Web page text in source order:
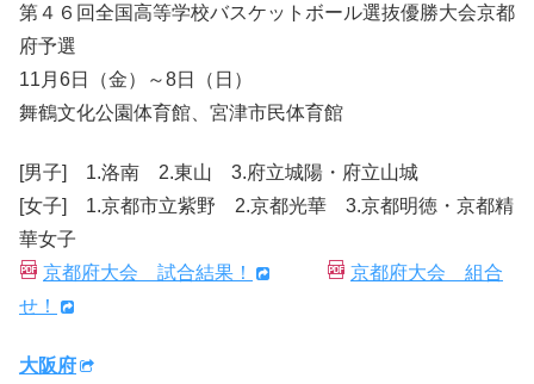
第４６回全国高等学校バスケットボール選抜優勝大会京都
府予選
11月6日（金）～8日（日）
舞鶴文化公園体育館、宮津市民体育館
[男子] 1.洛南 2.東山 3.府立城陽・府立山城
[女子] 1.京都市立紫野 2.京都光華 3.京都明徳・京都精
華女子
京都府大会 試合結果！
京都府大会 組合
せ！
大阪府